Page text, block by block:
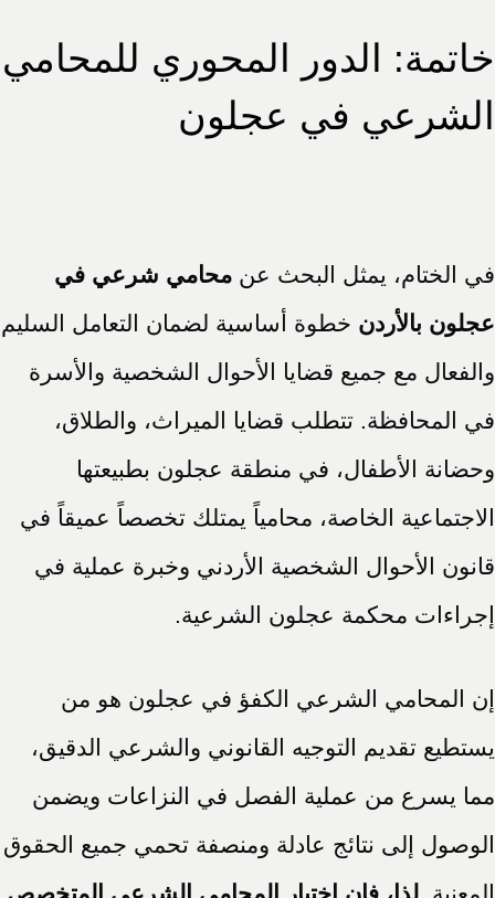
خاتمة: الدور المحوري للمحامي
الشرعي في عجلون
في الختام، يمثل البحث عن محامي شرعي في
عجلون بالأردن خطوة أساسية لضمان التعامل السليم
والفعال مع جميع قضايا الأحوال الشخصية والأسرة
في المحافظة. تتطلب قضايا الميراث، والطلاق،
وحضانة الأطفال، في منطقة عجلون بطبيعتها
الاجتماعية الخاصة، محامياً يمتلك تخصصاً عميقاً في
قانون الأحوال الشخصية الأردني وخبرة عملية في
إجراءات محكمة عجلون الشرعية.
إن المحامي الشرعي الكفؤ في عجلون هو من
يستطيع تقديم التوجيه القانوني والشرعي الدقيق،
مما يسرع من عملية الفصل في النزاعات ويضمن
الوصول إلى نتائج عادلة ومنصفة تحمي جميع الحقوق
المعنية. لذا، فإن اختيار المحامي الشرعي المتخصص